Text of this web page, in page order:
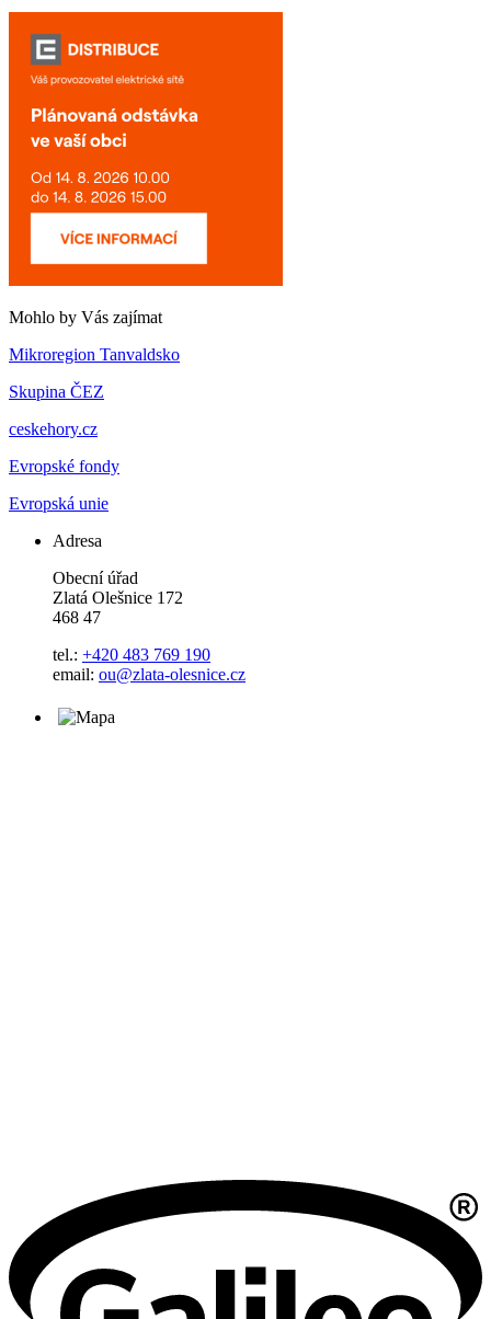
Mohlo by Vás zajímat
Mikroregion Tanvaldsko
Skupina ČEZ
ceskehory.cz
Evropské fondy
Evropská unie
Adresa
Obecní úřad
Zlatá Olešnice 172
468 47
tel.: +420 483 769 190
email: ou@zlata-olesnice.cz